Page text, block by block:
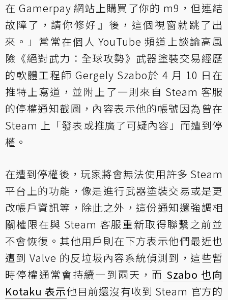
在 Gamerpay 網站上購買了你的 m9，但連結
故障了，請你修好』後，這個視窗就跳了出
來。」常常在個人 YouTube 頻道上談論高風
險《絕對武力：全球攻勢》武器塗裝交易經歷
的軟體工程師 Gergely Szabo於 4 月 10 日在
推特上寫道，並附上了一則來自 Steam 客服
的停權通知截圖，內容表示他的帳號因為曾在
Steam 上「發表或推廣了可疑內容」而遭到停
權。
在遭到停權後，玩家將會無法使用許多 Steam
平台上的功能，像是進行武器塗裝交易或是更
改帳戶資訊等，除此之外，這份通知還強調相
關權限在與 Steam 客服重新取得聯繫之前並
不會恢復。其他用戶則在下方表示他們最近也
遭到 Valve 的反垃圾內容系統偵測到，這些暫
時停權通常會持續一到兩天，而 Szabo 也向
Kotaku 表示他目前還沒有收到 Steam 官方的